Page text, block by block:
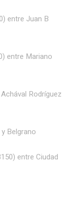
entre Juan B
entre Mariano
Rodríguez
Belgrano
entre Ciudad